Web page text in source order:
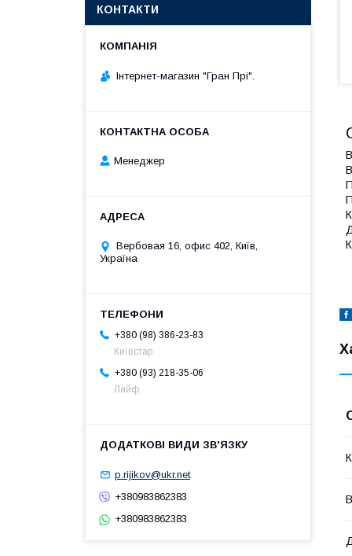
КОНТАКТИ
Інтернет-магазин "Гран Прі".
Менеджер
Вербовая 16, офис 402, Київ,
Україна
+380 (98) 386-23-83
Київстар
+380 (93) 218-35-06
Лайф
p.rijikov@ukr.net
+380983862383
+380983862383